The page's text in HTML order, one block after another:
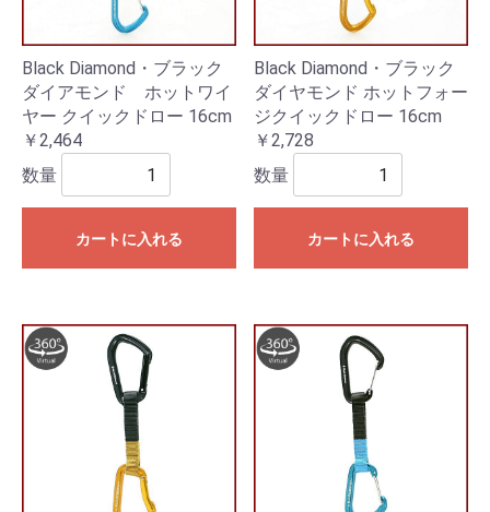
Black Diamond・ブラック
ダイアモンド ホットワイ
ヤー クイックドロー 16cm
￥2,464
数量
カートに入れる
Black Diamond・ブラック
ダイヤモンド ホットフォー
ジクイックドロー 16cm
￥2,728
数量
カートに入れる